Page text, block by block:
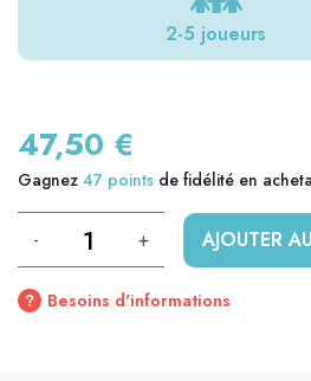
2-5 joueurs
47,50 €
Gagnez 47 points de fidélité en
- + AJOUTER
Besoins d'informations